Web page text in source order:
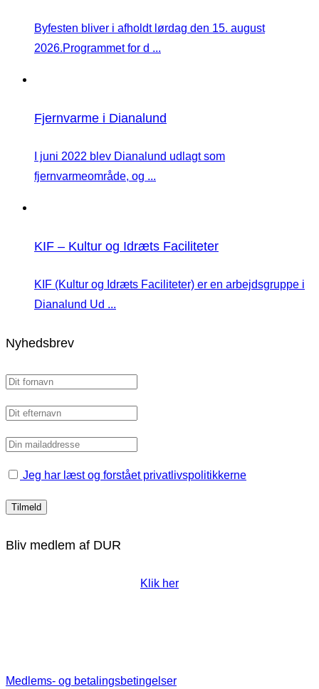
Byfesten bliver i afholdt lørdag den 15. august
2026.Programmet for d ...
Fjernvarme i Dianalund
I juni 2022 blev Dianalund udlagt som
fjernvarmeområde, og ...
KIF – Kultur og Idræts Faciliteter
KIF (Kultur og Idræts Faciliteter) er en arbejdsgruppe i
Dianalund Ud ...
Nyhedsbrev
Jeg har læst og forstået privatlivspolitikkerne
Bliv medlem af DUR
Klik her
Medlems- og betalingsbetingelser